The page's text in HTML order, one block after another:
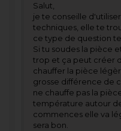
Salut,
je te conseille
techniques, elle te
ce type de question
Si tu soudes la pièce
trop et ça peut créer
chauffer la pièce
grosse différence de
ne chauffe pas la
température autour
commences elle va
sera bon.